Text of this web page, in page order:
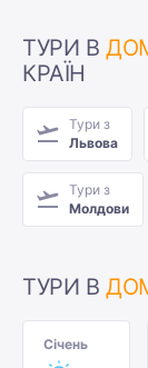
ТУРИ В
КРАЇН
Тури з
Львова
Тури з
Молдови
ТУРИ В
Січень